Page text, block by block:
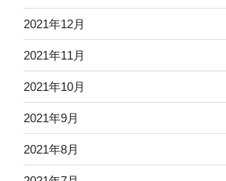
2021年12月
2021年11月
2021年10月
2021年9月
2021年8月